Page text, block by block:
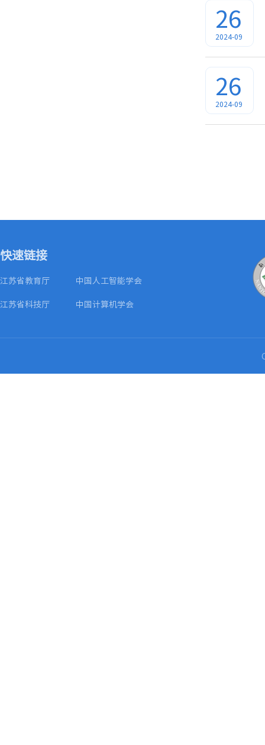
26
2024-09
26
2024-09
快速链接
江苏省教育厅
中国人工智能学会
江苏省科技厅
中国计算机学会